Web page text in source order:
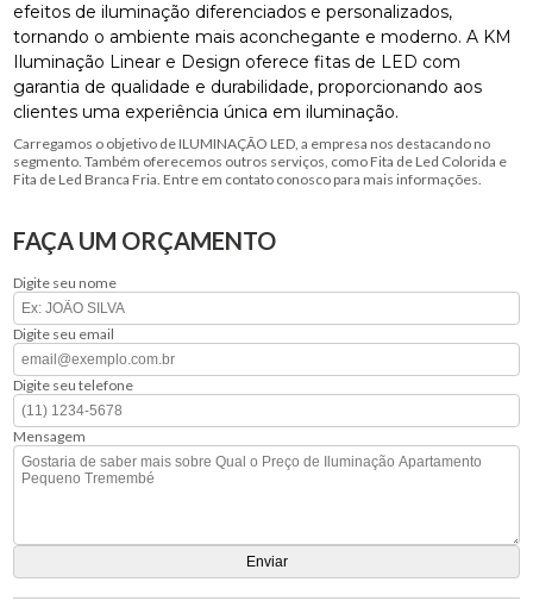
efeitos de iluminação diferenciados e personalizados,
tornando o ambiente mais aconchegante e moderno. A KM
Iluminação Linear e Design oferece fitas de LED com
garantia de qualidade e durabilidade, proporcionando aos
clientes uma experiência única em iluminação.
Carregamos o objetivo de ILUMINAÇÃO LED, a empresa nos destacando no
segmento. Também oferecemos outros serviços, como Fita de Led Colorida e
Fita de Led Branca Fria. Entre em contato conosco para mais informações.
FAÇA UM ORÇAMENTO
Digite seu nome
Digite seu email
Digite seu telefone
Mensagem